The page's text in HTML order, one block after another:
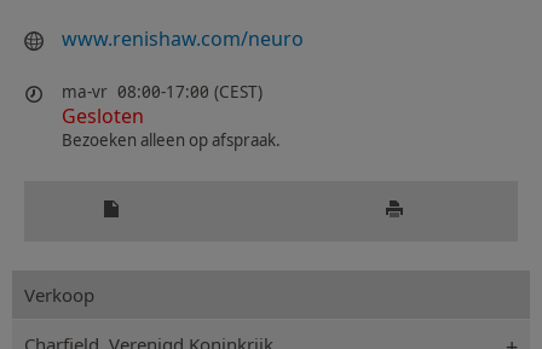
www.renishaw.com/neuro
ma-vr 08:00-17:00 (CEST)
Gesloten
Bezoeken alleen op afspraak.
Verkoop
Charfield, Verenigd Koninkrijk